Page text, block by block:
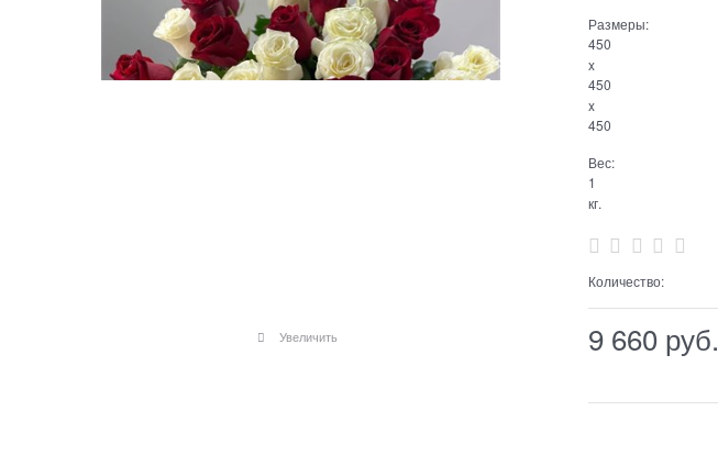
Увеличить
Размеры:
450
x
450
x
450
Вес:
1
кг.
Количество:
9 660 руб.